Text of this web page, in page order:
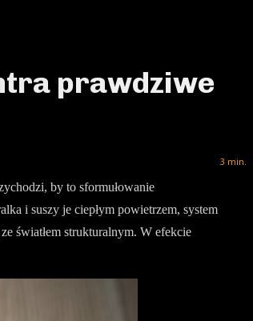
prawdziwe
3 min.
by to sformułowanie
i suszy je ciepłym powietrzem, system
światłem strukturalnym. W efekcie